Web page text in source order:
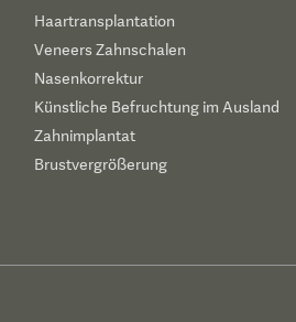
Haartransplantation
Veneers Zahnschalen
Nasenkorrektur
Künstliche Befruchtung im Ausland
Zahnimplantat
Brustvergrößerung